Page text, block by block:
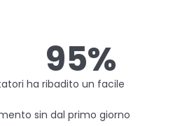
95%
ribadito un facile
dal primo giorno